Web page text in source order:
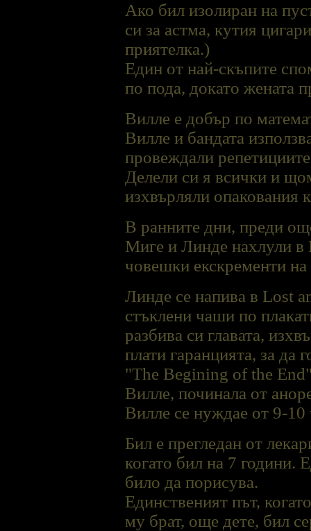
Ако бил изолиран на
си за астма, кутия
приятелка.)
Един от най-скъпите
по пода, докато жената
Вилле е добър по
Вилле и бандата
провеждали
Делели си я всички и
изхвърляли опакования
В ранните дни, преди
Миге и Линде нахлули в
човешки екскременти
Линде се напива в Lost
стъклени чаши по
разбива си главата,
плати гаранцията, за да
"The Begining of the End"
Вилле, починала от
Виллe се нуждае от 9-10
Бил е прегледан от
когато бил на 7 години.
било да порисува.
Единственият път,
му брат, още дете, бил